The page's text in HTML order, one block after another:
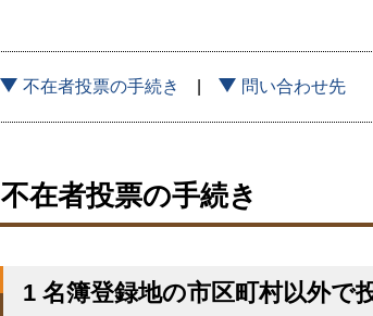
不在者投票の手続き 問い合わせ先
不在者投票の手続き
1 名簿登録地の市区町村以外で